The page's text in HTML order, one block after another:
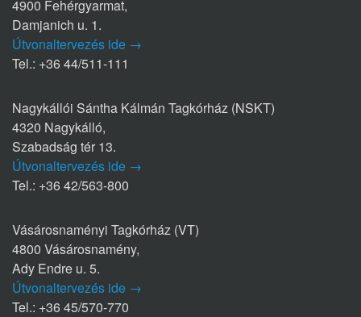
4900 Fehérgyarmat,
Damjanich u. 1.
Útvonaltervezés ide →
Tel.: +36 44/511-111
Nagykállói Sántha Kálmán Tagkórház (NSKT)
4320 Nagykálló,
Szabadság tér 13.
Útvonaltervezés ide →
Tel.: +36 42/563-800
Vásárosnaményi Tagkórház (VT)
4800 Vásárosnamény,
Ady Endre u. 5.
Útvonaltervezés ide →
Tel.: +36 45/570-770